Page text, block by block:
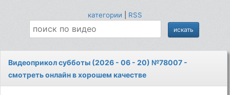
категории RSS
Видеоприкол субботы (2026 - 06 - 20) №78007 -
смотреть онлайн в хорошем качестве